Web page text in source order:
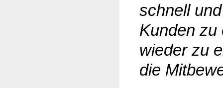
schnell
Kunden zu
wieder zu
die